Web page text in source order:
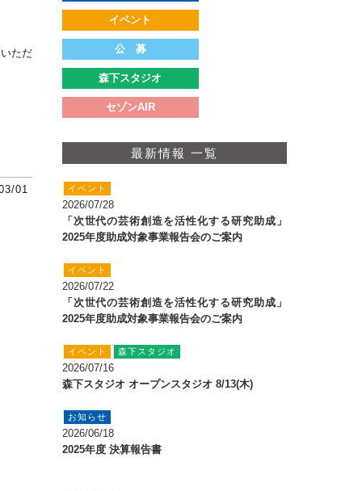
ただ
01
イベント
公 募
森下スタジオ
セゾンAIR
最新情報 一覧
イベント
2026/07/28
「次世代の芸術創造を活性化する研究助成」
2025年度助成対象事業報告会のご案内
イベント
2026/07/22
「次世代の芸術創造を活性化する研究助成」
2025年度助成対象事業報告会のご案内
イベント 森下スタジオ
2026/07/16
森下スタジオ オープンスタジオ 8/13(木)
お知らせ
2026/06/18
2025年度 決算報告書